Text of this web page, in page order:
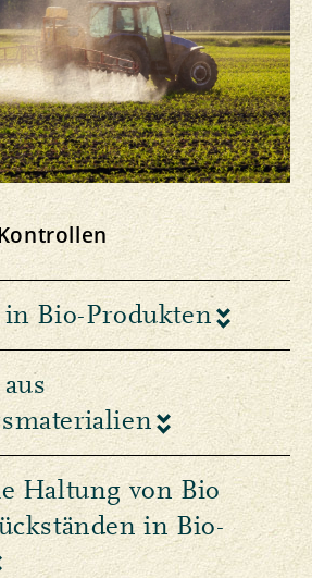
in Bio-Produkten
Haltung von Bio
in Bio-